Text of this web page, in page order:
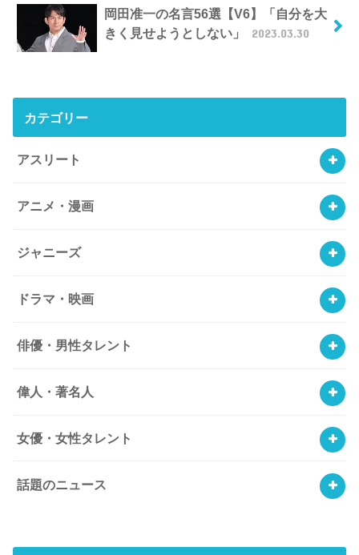
岡田准一の名言56選【V6】「自分を大
きく見せようとしない」
2023.03.30
カテゴリー
アスリート
アニメ・漫画
ジャニーズ
ドラマ・映画
俳優・男性タレント
偉人・著名人
女優・女性タレント
話題のニュース